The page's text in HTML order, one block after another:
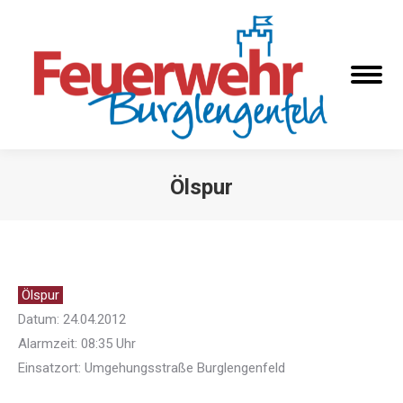
Ölspur
Ölspur
Datum: 24.04.2012
Alarmzeit: 08:35 Uhr
Einsatzort: Umgehungsstraße Burglengenfeld